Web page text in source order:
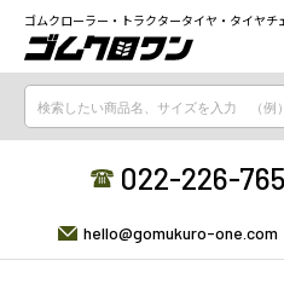
ゴムクローラー・トラクタータイヤ・タイヤチ
022-226-
hello@gomukuro-one.com